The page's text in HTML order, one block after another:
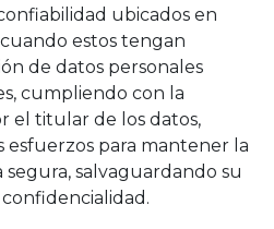
ubicados en
estos tengan
de datos personales
cumpliendo con la
el titular de los datos,
esfuerzos para mantener la
salvaguardando su